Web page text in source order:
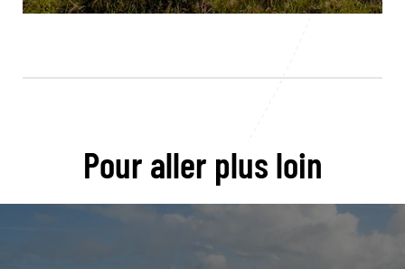
Pour aller plus loin